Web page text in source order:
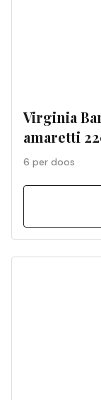
Virginia
amaretti
6 per doos